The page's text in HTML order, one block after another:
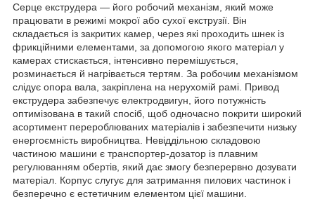
Серце екструдера — його робочий механізм, який може
працювати в режимі мокрої або сухої екструзії. Він
складається із закритих камер, через які проходить шнек із
фрикційними елементами, за допомогою якого матеріал у
камерах стискається, інтенсивно перемішується,
розминається й нагрівається тертям. За робочим механізмом
слідує опора вала, закріплена на нерухомій рамі. Привод
екструдера забезпечує електродвигун, його потужність
оптимізована в такий спосіб, щоб одночасно покрити широкий
асортимент перероблюваних матеріалів і забезпечити низьку
енергоємність виробництва. Невіддільною складовою
частиною машини є транспортер-дозатор із плавним
регулюванням обертів, який дає змогу безперервно дозувати
матеріал. Корпус слугує для затримання пилових частинок і
безперечно є естетичним елементом цієї машини.